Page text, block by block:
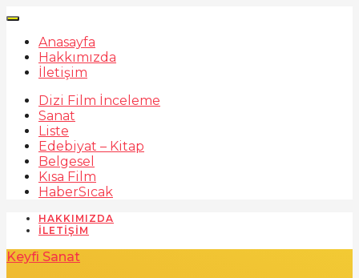
Anasayfa
Hakkımızda
İletişim
Dizi Film İnceleme
Sanat
Liste
Edebiyat – Kitap
Belgesel
Kısa Film
HaberSıcak
HAKKIMIZDA
İLETIŞIM
Keyfi Sanat